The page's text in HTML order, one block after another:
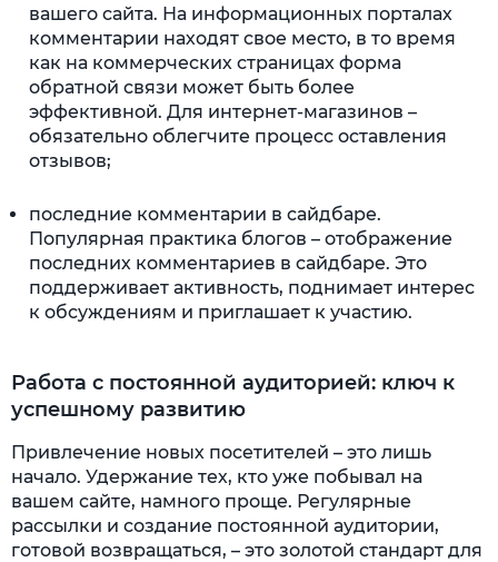
вашего сайта. На информационных порталах
комментарии находят свое место, в то время
как на коммерческих страницах форма
обратной связи может быть более
эффективной. Для интернет-магазинов –
обязательно облегчите процесс оставления
отзывов;
последние комментарии в сайдбаре.
Популярная практика блогов – отображение
последних комментариев в сайдбаре. Это
поддерживает активность, поднимает интерес
к обсуждениям и приглашает к участию.
Работа с постоянной аудиторией: ключ к
успешному развитию
Привлечение новых посетителей – это лишь
начало. Удержание тех, кто уже побывал на
вашем сайте, намного проще. Регулярные
рассылки и создание постоянной аудитории,
готовой возвращаться, – это золотой стандарт для